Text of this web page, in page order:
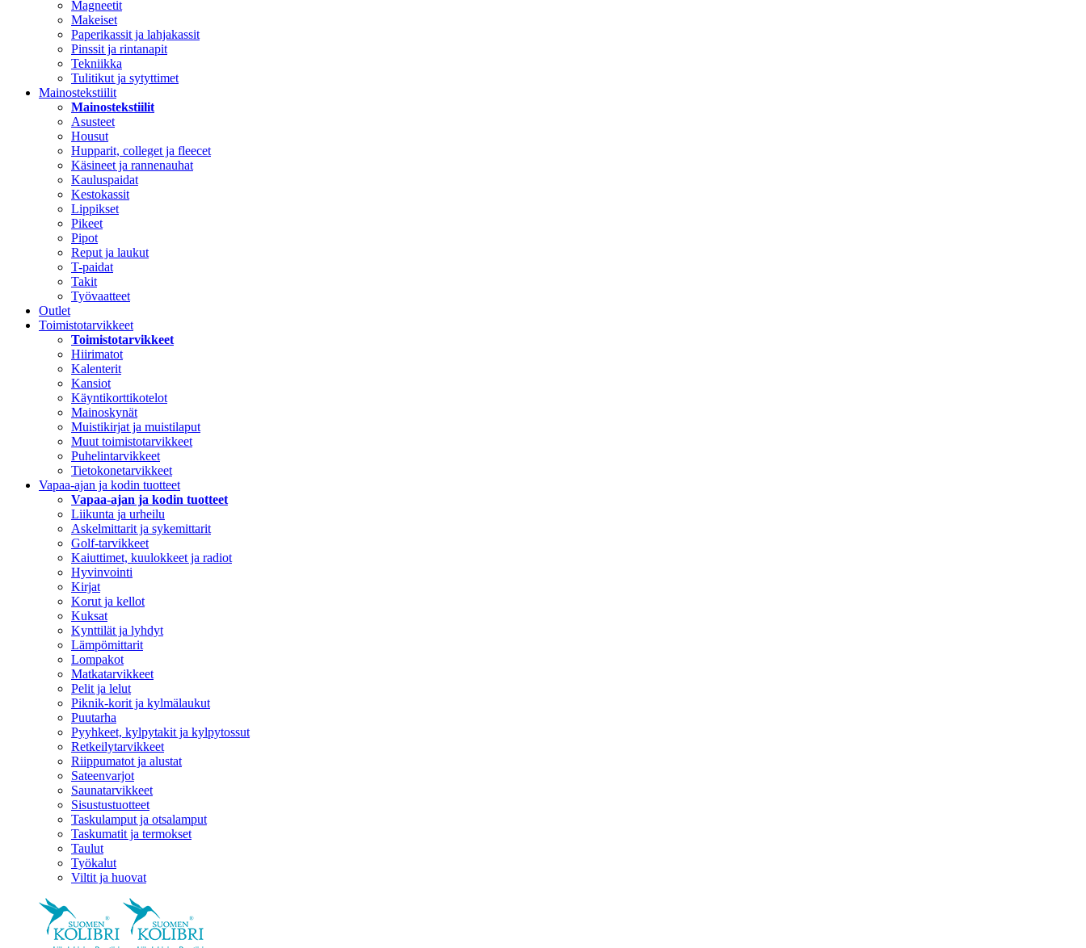
Magneetit
Makeiset
Paperikassit ja lahjakassit
Pinssit ja rintanapit
Tekniikka
Tulitikut ja sytyttimet
Mainostekstiilit
Mainostekstiilit
Asusteet
Housut
Hupparit, colleget ja fleecet
Käsineet ja rannenauhat
Kauluspaidat
Kestokassit
Lippikset
Pikeet
Pipot
Reput ja laukut
T-paidat
Takit
Työvaatteet
Outlet
Toimistotarvikkeet
Toimistotarvikkeet
Hiirimatot
Kalenterit
Kansiot
Käyntikorttikotelot
Mainoskynät
Muistikirjat ja muistilaput
Muut toimistotarvikkeet
Puhelintarvikkeet
Tietokonetarvikkeet
Vapaa-ajan ja kodin tuotteet
Vapaa-ajan ja kodin tuotteet
Liikunta ja urheilu
Askelmittarit ja sykemittarit
Golf-tarvikkeet
Kaiuttimet, kuulokkeet ja radiot
Hyvinvointi
Kirjat
Korut ja kellot
Kuksat
Kynttilät ja lyhdyt
Lämpömittarit
Lompakot
Matkatarvikkeet
Pelit ja lelut
Piknik-korit ja kylmälaukut
Puutarha
Pyyhkeet, kylpytakit ja kylpytossut
Retkeilytarvikkeet
Riippumatot ja alustat
Sateenvarjot
Saunatarvikkeet
Sisustustuotteet
Taskulamput ja otsalamput
Taskumatit ja termokset
Taulut
Työkalut
Viltit ja huovat